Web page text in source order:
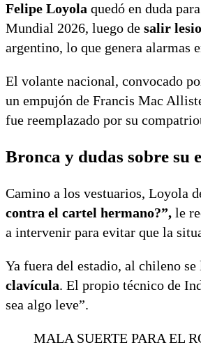
Felipe Loyola quedó en duda
Mundial 2026, luego de salir
argentino, lo que genera alarmas
El volante nacional, convocado
un empujón de Francis Mac
fue reemplazado por su
Bronca y dudas sobre su
Camino a los vestuarios, Loyola
contra el cartel hermano?”, le
a intervenir para evitar que la
Ya fuera del estadio, al chileno
clavícula. El propio técnico de
sea algo leve”.
MALA SUERTE PARA EL